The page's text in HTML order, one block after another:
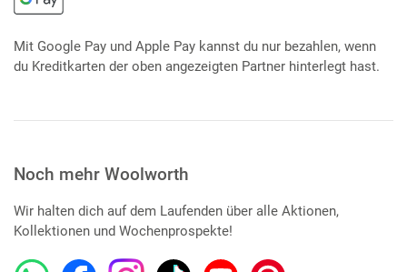
Mit Google Pay und Apple Pay kannst du nur bezahlen, wenn
du Kreditkarten der oben angezeigten Partner hinterlegt hast.
Noch mehr Woolworth
Wir halten dich auf dem Laufenden über alle Aktionen,
Kollektionen und Wochenprospekte!